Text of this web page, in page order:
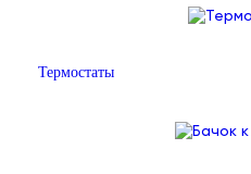
Термостаты